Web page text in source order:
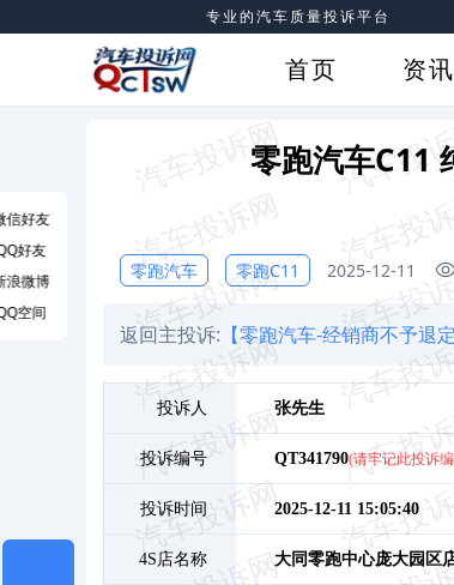
专业的汽车质量投诉平台
首页 资讯
零跑汽车C11
零跑汽车 零跑C11 2025-12-11
返回主投诉: 【零跑汽车-经销商不予退
投诉人 张先生
投诉编号 QT341790(请牢记此投诉
投诉时间 2025-12-11 15:05:40
4S店名称 大同零跑中心庞大园区
信好友
好友
浪微博
空间